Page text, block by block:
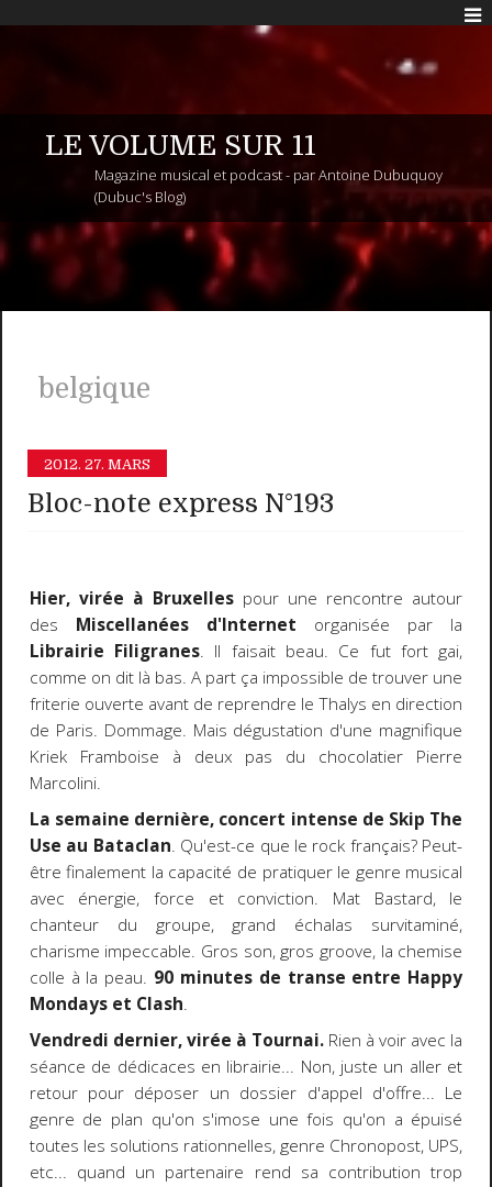
LE VOLUME SUR 11
Magazine musical et podcast - par Antoine Dubuquoy
(Dubuc's Blog)
belgique
2012. 27. MARS
Bloc-note express N°193
Hier, virée à Bruxellespour une rencontre autour
des Miscellanées d'Internet organisée par la
Librairie Filigranes. Il faisait beau. Ce fut fort gai,
comme on dit là bas. A part ça impossible de trouver une
friterie ouverte avant de reprendre le Thalys en direction
de Paris. Dommage. Mais dégustation d'une magnifique
Kriek Framboise à deux pas du chocolatier Pierre
Marcolini.
La semaine dernière, concert intense de Skip The
Use au Bataclan. Qu'est-ce que le rock français? Peut-
être finalement la capacité de pratiquer le genre musical
avec énergie, force et conviction. Mat Bastard, le
chanteur du groupe, grand échalas survitaminé,
charisme impeccable. Gros son, gros groove, la chemise
colle à la peau. 90 minutes de transe entre Happy
Mondays et Clash.
Vendredi dernier, virée à Tournai.Rien à voir avec la
séance de dédicaces en librairie... Non, juste un aller et
retour pour déposer un dossier d'appel d'offre... Le
genre de plan qu'on s'imose une fois qu'on a épuisé
toutes les solutions rationnelles, genre Chronopost, UPS,
etc... quand un partenaire rend sa contribution trop